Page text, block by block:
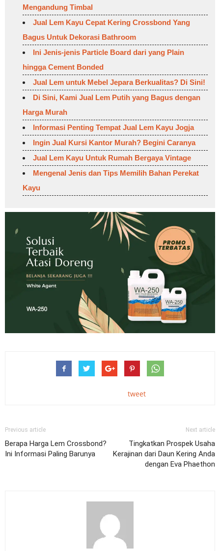
Mengandung Timbal
Jual Lem Kayu Cepat Kering Crossbond Yang
Bagus Untuk Dekorasi Bathroom
Ini Jenis-jenis Particle Board dari yang Plain
hingga Cement Bonded
Jual Lem untuk Mebel Jepara Berkualitas? Di Sini!
Di Sini, Kami Jual Lem Putih yang Bagus dengan
Harga Murah
Informasi Penting Tempat Jual Lem Kayu Jogja
Ingin Jual Kursi Kantor Murah? Begini Caranya
Jual Lem Kayu Untuk Rumah Bergaya Vintage
Mengenal Jenis dan Tips Memilih Bahan Perekat
Kayu
tweet
Previous article
Berapa Harga Lem Crossbond?
Ini Informasi Paling Barunya
Next article
Tingkatkan Prospek Usaha
Kerajinan dari Daun Kering Anda
dengan Eva Phaethon